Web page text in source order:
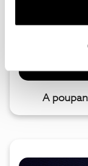
(cookies de
utilização dos
A